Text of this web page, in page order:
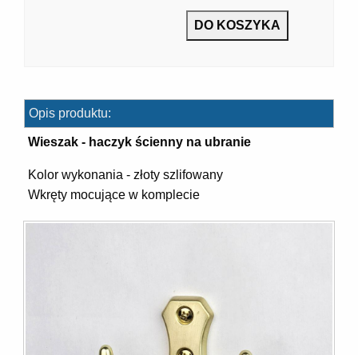
Opis produktu:
Wieszak - haczyk ścienny na ubranie
Kolor wykonania - złoty szlifowany
Wkręty mocujące w komplecie